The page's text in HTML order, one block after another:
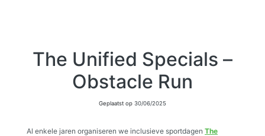
The Unified Specials –
Obstacle Run
Geplaatst op 30/06/2025
Al enkele jaren organiseren we inclusieve sportdagen The